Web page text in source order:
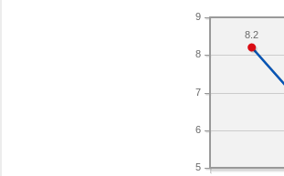
5
6
7
8
9
8.2